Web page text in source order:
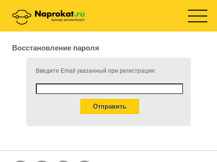
Восстановление пароля
Введите Email указанный при регистрации: